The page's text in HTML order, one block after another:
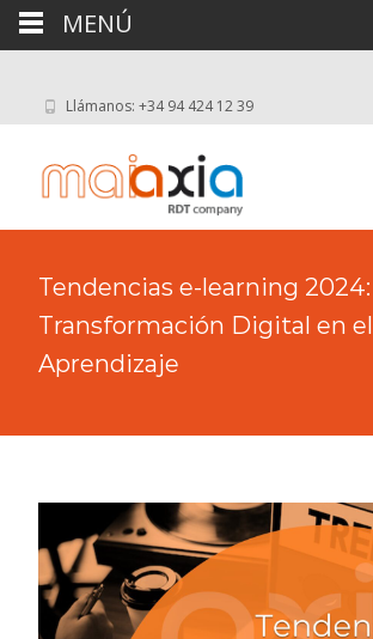
Llámanos: +34 94 424 12 39
Tendencias e-learning 2024:
Transformación Digital en el
Aprendizaje
MENÚ